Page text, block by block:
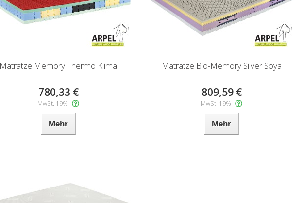
Matratze Memory Thermo Klima
780,33 €
MwSt. 19%
Mehr
Matratze Bio-Memory Silver Soya
809,59 €
MwSt. 19%
Mehr